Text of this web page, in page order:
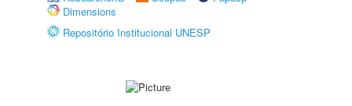
Dimensions
Repositório Institucional UNESP